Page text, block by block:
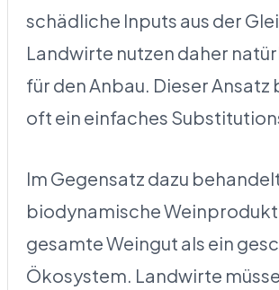
schädliche Inputs aus der
Landwirte nutzen daher
für den Anbau. Dieser
oft ein einfaches
Im Gegensatz dazu
biodynamische
gesamte Weingut als ein
Ökosystem. Landwirte